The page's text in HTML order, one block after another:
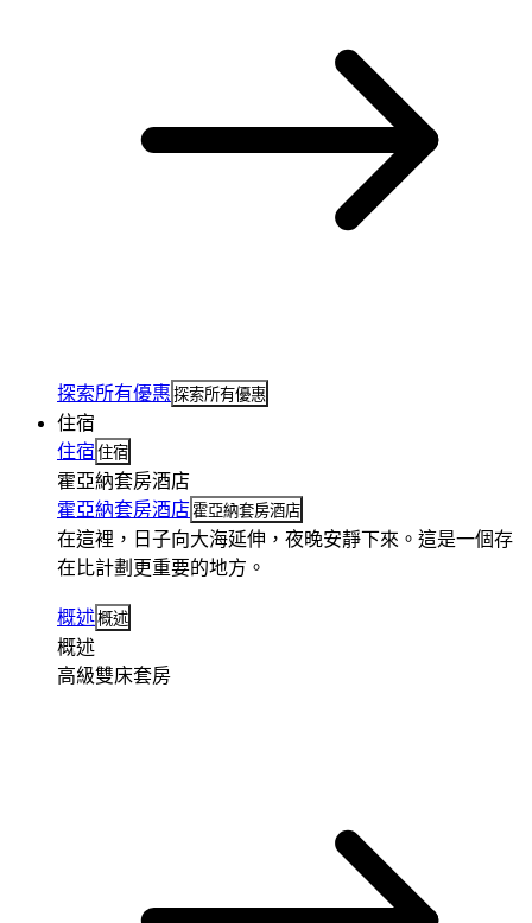
探索所有優惠 探索所有優惠
住宿
住宿 住宿
霍亞納套房酒店
霍亞納套房酒店 霍亞納套房酒店
在這裡，日子向大海延伸，夜晚安靜下來。這是一個存
在比計劃更重要的地方。
概述概述
概述
高級雙床套房